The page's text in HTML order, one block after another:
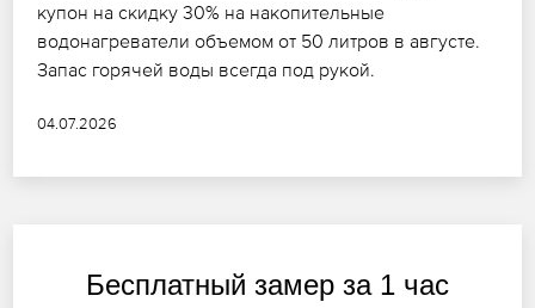
купон на скидку 30% на накопительные
водонагреватели объемом от 50 литров в августе.
Запас горячей воды всегда под рукой.
04.07.2026
Бесплатный замер за 1 час